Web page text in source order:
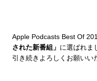
Apple Podcasts Best Of
された新番組」 に選ばれま
引き続きよろしくお願いい